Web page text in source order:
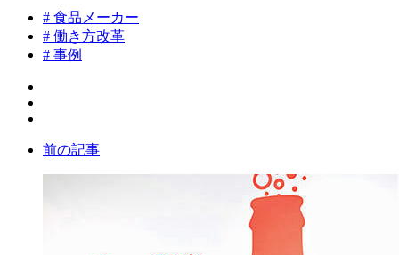
# 食品メーカー
# 働き方改革
# 事例
前の記事